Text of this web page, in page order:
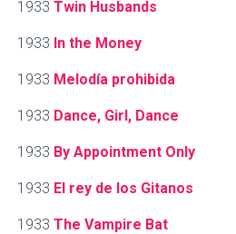
1933 Twin Husbands
1933 In the Money
1933 Melodía prohibida
1933 Dance, Girl, Dance
1933 By Appointment Only
1933 El rey de los Gitanos
1933 The Vampire Bat